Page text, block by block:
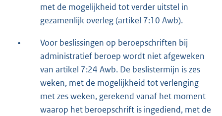
met de mogelijkheid tot verder uitstel in
gezamenlijk overleg (artikel 7:10 Awb).
•
Voor beslissingen op beroepschriften bij
administratief beroep wordt niet afgeweken
van artikel 7:24 Awb. De beslistermijn is zes
weken, met de mogelijkheid tot verlenging
met zes weken, gerekend vanaf het moment
waarop het beroepschrift is ingediend, met de